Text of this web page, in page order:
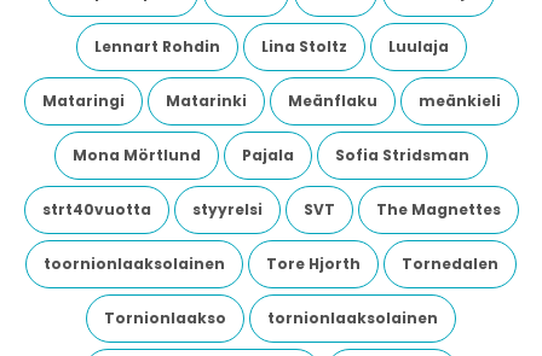
Lennart Rohdin Lina Stoltz Luulaja
Mataringi Matarinki Meänflaku meänkieli
Mona Mörtlund Pajala Sofia Stridsman
strt40vuotta styyrelsi SVT The Magnettes
toornionlaaksolainen Tore Hjorth Tornedalen
Tornionlaakso tornionlaaksolainen